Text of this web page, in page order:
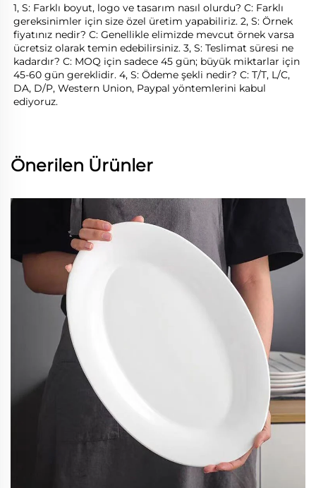
1, S: Farklı boyut, logo ve tasarım nasıl olurdu? C: Farklı
gereksinimler için size özel üretim yapabiliriz. 2, S: Örnek
fiyatınız nedir? C: Genellikle elimizde mevcut örnek varsa
ücretsiz olarak temin edebilirsiniz. 3, S: Teslimat süresi ne
kadardır? C: MOQ için sadece 45 gün; büyük miktarlar için
45-60 gün gereklidir. 4, S: Ödeme şekli nedir? C: T/T, L/C,
DA, D/P, Western Union, Paypal yöntemlerini kabul
ediyoruz.
Önerilen Ürünler